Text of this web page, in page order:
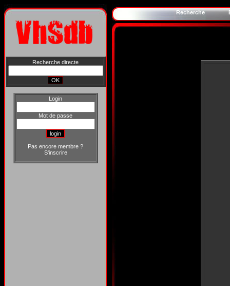
Recherche directe
Login
Mot de passe
Pas encore membre ?
S'inscrire
Recherche